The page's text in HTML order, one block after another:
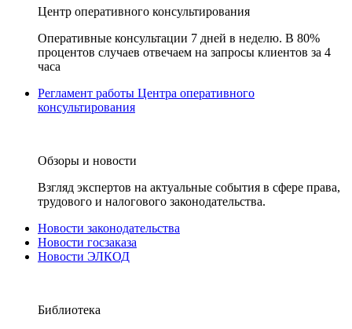
Центр оперативного консультирования
Оперативные консультации 7 дней в неделю. В 80%
процентов случаев отвечаем на запросы клиентов за 4
часа
Регламент работы Центра оперативного
консультирования
Обзоры и новости
Взгляд экспертов на актуальные события в сфере права,
трудового и налогового законодательства.
Новости законодательства
Новости госзаказа
Новости ЭЛКОД
Библиотека